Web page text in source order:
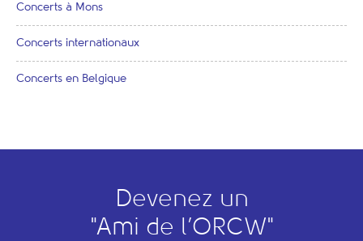
Concerts à Mons
Concerts internationaux
Concerts en Belgique
Devenez un
"Ami de l’ORCW"